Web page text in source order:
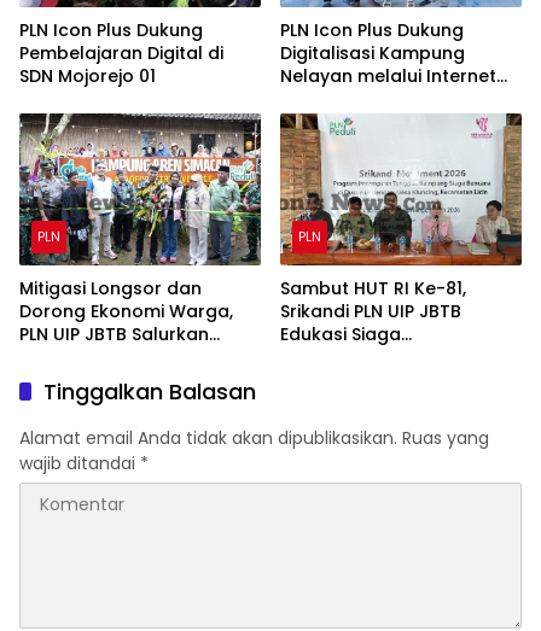
PLN Icon Plus Dukung
Pembelajaran Digital di
SDN Mojorejo 01
PLN Icon Plus Dukung
Digitalisasi Kampung
Nelayan melalui Internet
Rajatama
PLN
Mitigasi Longsor dan
Dorong Ekonomi Warga,
PLN UIP JBTB Salurkan
Pohon Aren Genjah Asal
Aceh di Banyuwangi
PLN
Sambut HUT RI Ke-81,
Srikandi PLN UIP JBTB
Edukasi Siaga
Banyuwangi.
Tinggalkan Balasan
Alamat email Anda tidak akan dipublikasikan. Ruas yang
wajib ditandai *